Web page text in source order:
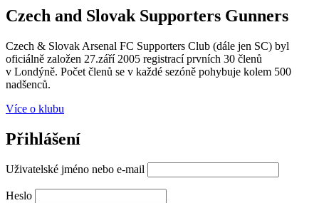
Czech and Slovak Supporters Gunners
Czech & Slovak Arsenal FC Supporters Club (dále jen SC) byl
oficiálně založen 27.září 2005 registrací prvních 30 členů
v Londýně. Počet členů se v každé sezóně pohybuje kolem 500
nadšenců.
Více o klubu
Přihlášení
Uživatelské jméno nebo e-mail
Heslo